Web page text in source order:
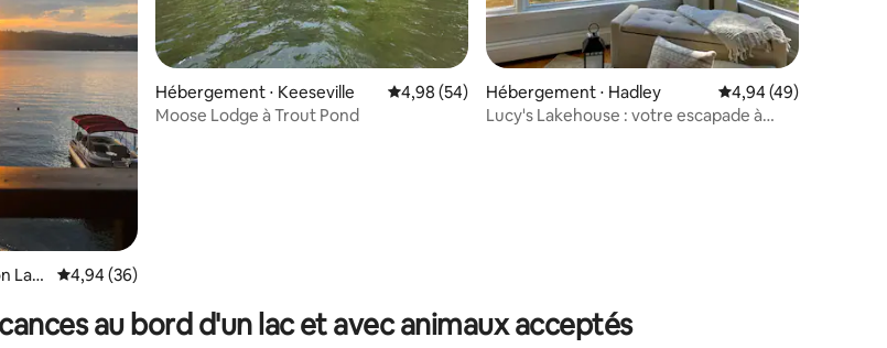
commentaires : 4,91 sur 5
Lak
Évaluation moyenne sur la base de 36 commentaires : 4,94 sur 5
4,94 (36)
Hébergement ⋅ Keeseville Évaluation moyenne sur la base de 54 commentaires : 4,98 sur 5
4,98 (54)
Moose Lodge à Trout Pond
Hébergement ⋅ Hadley Évaluation moyenne
4,94 (49)
Lucy's Lakehouse : votre escapade à
au bord d'un lac et avec animaux acceptés